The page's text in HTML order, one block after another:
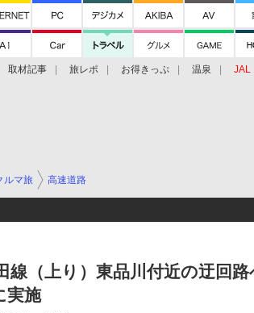
取材記事 旅レポ お得きっぷ 温泉 JAL
ルマ旅 高速道路
線（上り）東品川付近の迂回路
実施